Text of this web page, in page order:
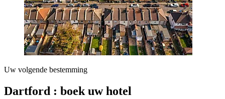
Uw volgende bestemming
Dartford : boek uw hotel